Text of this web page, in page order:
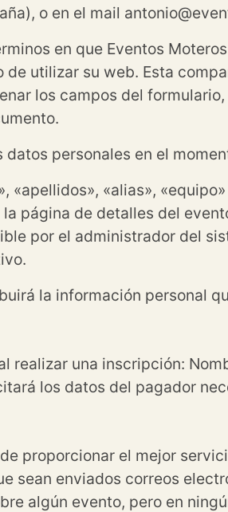
o en el mail
en que Eventos
utilizar su web. Esta
los campos del
personales en el
«apellidos», «alias»,
página de detalles del
por el administrador del
la información personal
una inscripción:
los datos del pagador
proporcionar el mejor
sean enviados correos
algún evento, pero en